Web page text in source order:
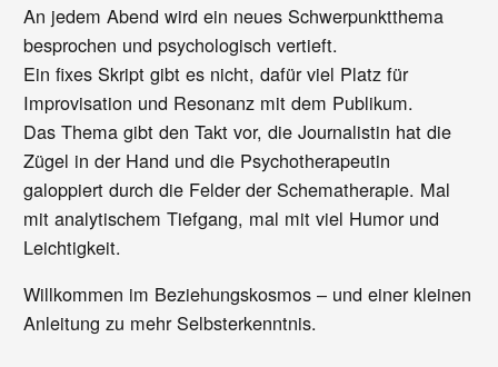
An jedem Abend wird ein neues Schwerpunktthema
besprochen und psychologisch vertieft.
Ein fixes Skript gibt es nicht, dafür viel Platz für
Improvisation und Resonanz mit dem Publikum.
Das Thema gibt den Takt vor, die Journalistin hat die
Zügel in der Hand und die Psychotherapeutin
galoppiert durch die Felder der Schematherapie. Mal
mit analytischem Tiefgang, mal mit viel Humor und
Leichtigkeit.
Willkommen im Beziehungskosmos – und einer kleinen
Anleitung zu mehr Selbsterkenntnis.